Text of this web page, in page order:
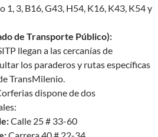
1, 3, B16, G43, H54, K16, K43, K54 y
de Transporte Público):
llegan a las cercanías de
los paraderos y rutas específicas
TransMilenio.
dispone de dos
Calle 25 # 33-60